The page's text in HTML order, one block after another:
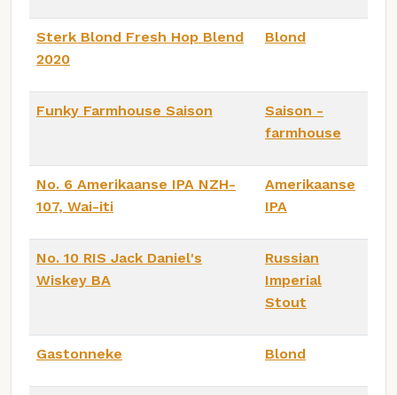
Sterk Blond Fresh Hop Blend
2020
Blond
Funky Farmhouse Saison
Saison -
farmhouse
No. 6 Amerikaanse IPA NZH-
107, Wai-iti
Amerikaanse
IPA
No. 10 RIS Jack Daniel's
Wiskey BA
Russian
Imperial
Stout
Gastonneke Blond